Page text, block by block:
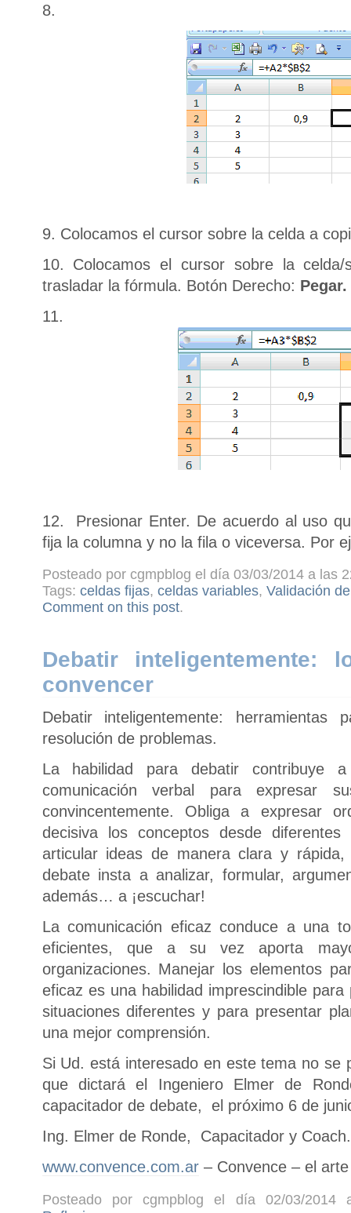
8.
9. Colocamos el cursor sobre la celda a
10. Colocamos el cursor sobre la
trasladar la fórmula. Botón Derecho: Pegar.
11.
12. Presionar Enter. De acuerdo al uso
fija la columna y no la fila o viceversa. Por
Posteado por cgmpblog el día 03/03/2014 a las
Tags: celdas fijas, celdas variables, Validación
Comment on this post.
Debatir inteligentemente:
convencer
Debatir inteligentemente:
resolución de problemas.
La habilidad para debatir contribuye
comunicación verbal para expresar
convincentemente. Obliga a expresar
decisiva los conceptos desde
articular ideas de manera clara y
debate insta a analizar, formular,
además… a ¡escuchar!
La comunicación eficaz conduce a una
eficientes, que a su vez aporta
organizaciones. Manejar los elementos
eficaz es una habilidad imprescindible
situaciones diferentes y para presentar
una mejor comprensión.
Si Ud. está interesado en este tema no se
que dictará el Ingeniero Elmer de
capacitador de debate, el próximo 6 de
Ing. Elmer de Ronde, Capacitador y
www.convence.com.ar– Convence – el
Posteado por cgmpblog el día 02/03/